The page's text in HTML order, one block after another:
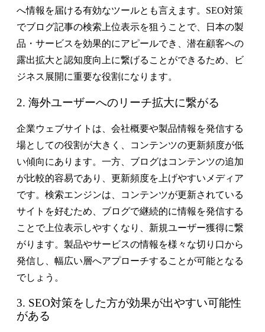
へ情報を届ける有効なツールとも言えます。SEO対策
でブログ記事の検索上位表示を狙うことで、日本の製
品・サービスを効果的にアピールでき、潜在顧客への
露出拡大と認知度向上に繋げることができるため、ビ
ジネス展開に重要な役割になります。
2. 海外ユーザーへのリーチ拡大に繋がる
企業ウェブサイトは、会社概要や製品情報を発信する
場としての役割が大きく、コンテンツの更新頻度が低
い傾向にあります。一方、ブログはコンテンツの追加
が比較的容易であり、更新頻度を上げやすいメディア
です。検索エンジンは、コンテンツが更新されている
サイトを好むため、ブログで継続的に情報を発信する
ことで上位表示しやすくなり、新規ユーザー獲得に繋
がります。製品やサービスの情報を様々な切り口から
発信し、幅広い層へアプローチすることが可能となる
でしょう。
3. SEO対策をした方が効果が出やすい可能性
がある